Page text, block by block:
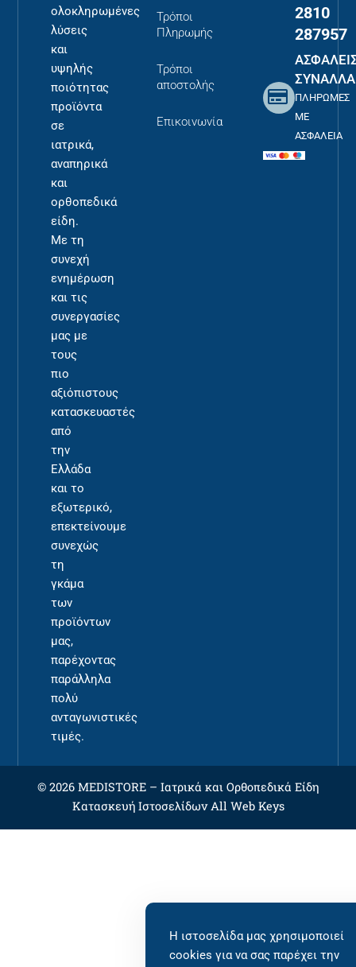
ολοκληρωμένες
λύσεις
και
υψηλής
ποιότητας
προϊόντα
σε
ιατρικά,
αναπηρικά
και
ορθοπεδικά
είδη.
Με τη
συνεχή
ενημέρωση
και τις
συνεργασίες
μας με
τους
πιο
αξιόπιστους
κατασκευαστές
από
την
Ελλάδα
και το
εξωτερικό,
επεκτείνουμε
συνεχώς
τη
γκάμα
των
προϊόντων
μας,
παρέχοντας
παράλληλα
πολύ
ανταγωνιστικές
τιμές.
Τρόποι
Πληρωμής
Τρόποι
αποστολής
Επικοινωνία
2810
287957
ΠΛΗΡΩΜΕΣ
ΜΕ
ΑΣΦΑΛΕΙΑ
© 2026 MEDISTORE – Ιατρικά και Ορθοπεδικά Είδη
Κατασκευή ΙστοσελίδωνAll Web Keys
Η ιστοσελίδα μας χρησιμοποιεί
cookies για να σας παρέχει την